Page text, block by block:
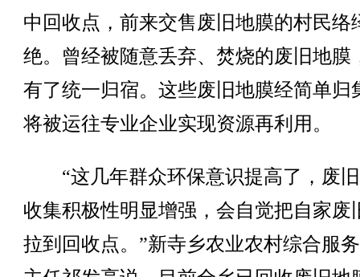
中回收点，前来交售废旧地膜的村民络
绝。曾经被随意丢弃、焚烧的废旧地膜
有了统一归宿。这些废旧地膜经简单归
将被运往专业企业实现资源再利用。
“这几年群众环保意识提高了，废
收集积极性明显增强，会自觉把自家废
拉到回收点。”新寺乡农业农村综合服